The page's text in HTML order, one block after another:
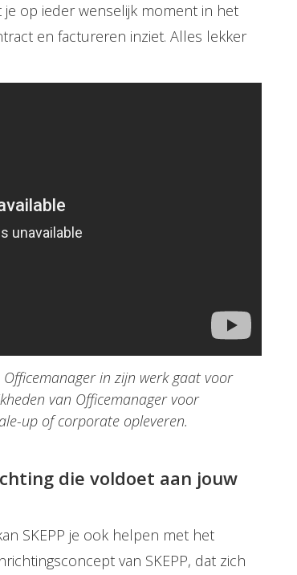
op ieder wenselijk moment in het
en factureren inziet. Alles lekker
in zijn werk gaat voor
van Officemanager voor
up of corporate opleveren.
die voldoet aan jouw
SKEPP je ook helpen met het
van SKEPP, dat zich